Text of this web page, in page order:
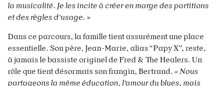
la musicalité. Je les incite à créer en marge des partitions
et des règles d’usage. »
Dans ce parcours, la famille tient assurément une place
essentielle. Son père, Jean-Marie, alias “Papy X”, reste,
à jamais le bassiste originel de Fred & The Healers. Un
rôle que tient désormais son frangin, Bertrand. « Nous
partageons la même éducation, l’amour du blues, mais